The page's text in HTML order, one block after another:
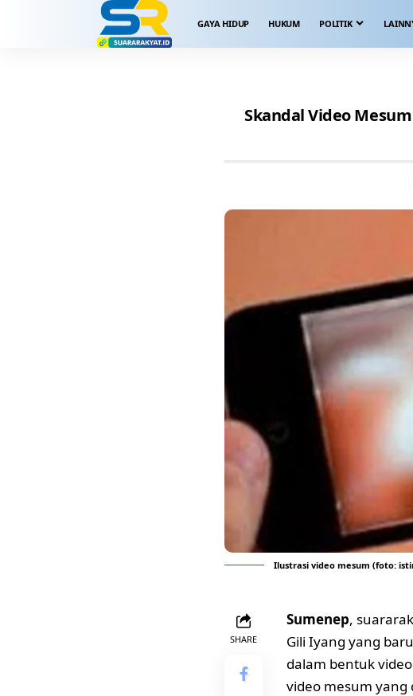
GAYA HIDUP HUKUM POLITIK
Skandal Video
Ilustrasi video mesum (foto:
SHARE
Sumenep,
Gili Iyang yang
dalam bentuk
video mesum yang